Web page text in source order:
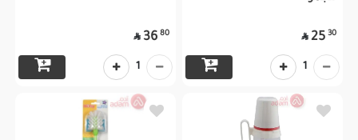
30
25

1
80
36

1